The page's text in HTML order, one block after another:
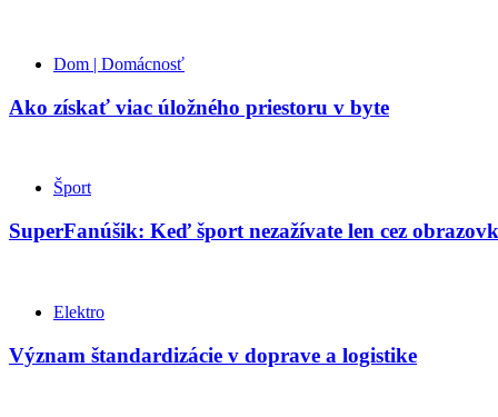
Dom | Domácnosť
Ako získať viac úložného priestoru v byte
Šport
SuperFanúšik: Keď šport nezažívate len cez
Elektro
Význam štandardizácie v doprave a logistike